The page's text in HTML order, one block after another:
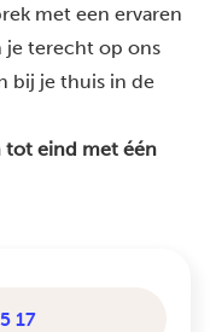
met een ervaren
je terecht op ons
bij je thuis in de
tot eind met één
17